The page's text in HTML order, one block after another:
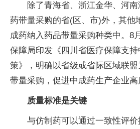
除了青海省、浙江金华、河
药带量采购的省(区、市)外，其他
成药纳入药品带量采购种类中。8
保障局印发《四川省医疗保障支
策》，明确以省级或省际区域联
带量采购，促进中成药生产企业高
质量标准是关键
与仿制药可以通过一致性评